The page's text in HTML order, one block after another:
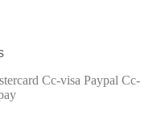
Cc-visa Paypal Cc-